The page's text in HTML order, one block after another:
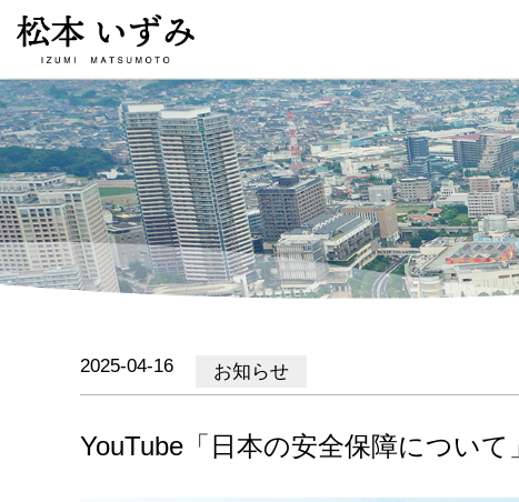
2025-04-16 お知らせ
YouTube「日本の安全保障について